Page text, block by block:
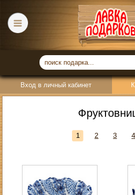
Вход в личный кабинет
1 2 3 4